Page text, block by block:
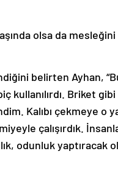
olsa da
belirten Ayhan,
kullanılırdı. Briket
Kalıbı çekmeye o
çalışırdık.
odunluk yaptıracak